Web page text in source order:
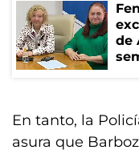
de
En tanto, la
asura que